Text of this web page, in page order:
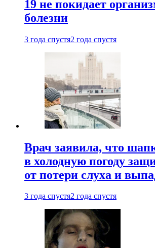
19 не покидает
болезни
3 года спустя2 года спустя
Врач заявила, что
в холодную погоду
от потери слуха и
3 года спустя2 года спустя